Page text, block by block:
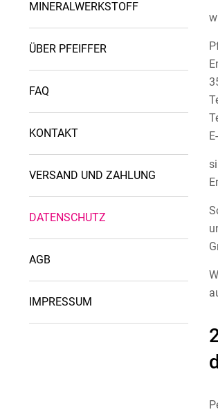
MINERALWERKSTOFF
ÜBER PFEIFFER
FAQ
KONTAKT
VERSAND UND ZAHLUNG
DATENSCHUTZ
AGB
IMPRESSUM